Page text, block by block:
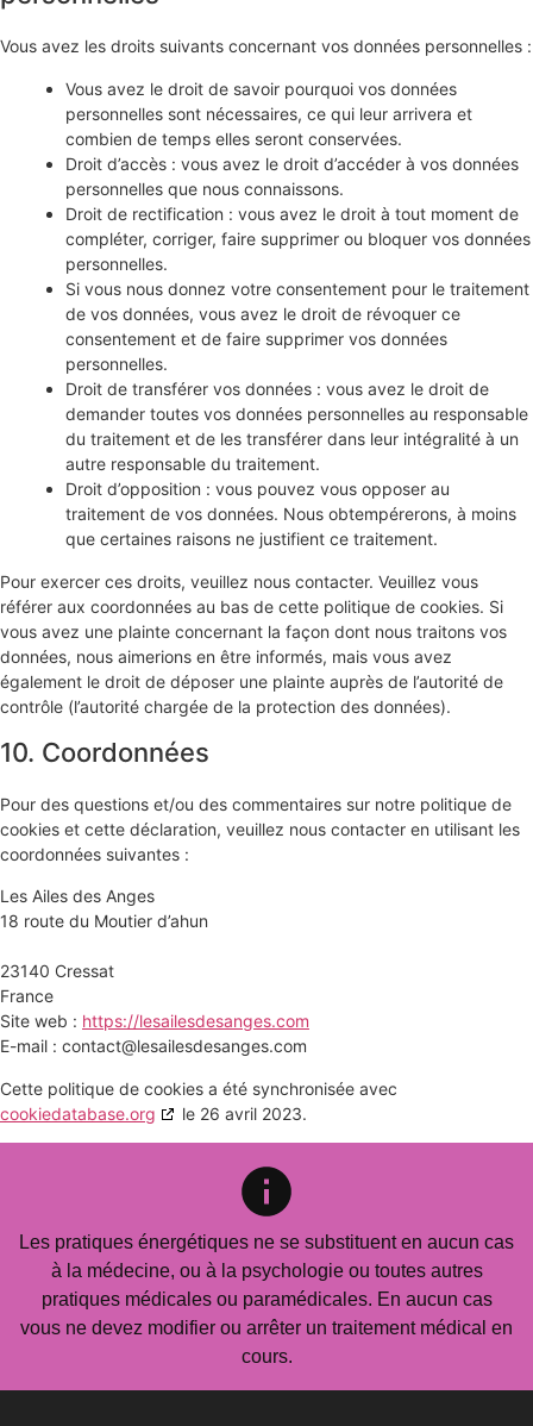
Vous avez les droits suivants concernant vos données personnelles :
Vous avez le droit de savoir pourquoi vos données
personnelles sont nécessaires, ce qui leur arrivera et
combien de temps elles seront conservées.
Droit d’accès : vous avez le droit d’accéder à vos données
personnelles que nous connaissons.
Droit de rectification : vous avez le droit à tout moment de
compléter, corriger, faire supprimer ou bloquer vos données
personnelles.
Si vous nous donnez votre consentement pour le traitement
de vos données, vous avez le droit de révoquer ce
consentement et de faire supprimer vos données
personnelles.
Droit de transférer vos données : vous avez le droit de
demander toutes vos données personnelles au responsable
du traitement et de les transférer dans leur intégralité à un
autre responsable du traitement.
Droit d’opposition : vous pouvez vous opposer au
traitement de vos données. Nous obtempérerons, à moins
que certaines raisons ne justifient ce traitement.
Pour exercer ces droits, veuillez nous contacter. Veuillez vous
référer aux coordonnées au bas de cette politique de cookies. Si
vous avez une plainte concernant la façon dont nous traitons vos
données, nous aimerions en être informés, mais vous avez
également le droit de déposer une plainte auprès de l’autorité de
contrôle (l’autorité chargée de la protection des données).
10. Coordonnées
Pour des questions et/ou des commentaires sur notre politique de
cookies et cette déclaration, veuillez nous contacter en utilisant les
coordonnées suivantes :
Les Ailes des Anges
18 route du Moutier d’ahun
23140 Cressat
France
Site web : https://lesailesdesanges.com
E-mail : contact@lesailesdesanges.com
Cette politique de cookies a été synchronisée avec
cookiedatabase.org
le 26 avril 2023.
Les pratiques énergétiques ne se substituent en aucun cas
à la médecine, ou à la psychologie ou toutes autres
pratiques médicales ou paramédicales. En aucun cas
vous ne devez modifier ou arrêter un traitement médical en
cours.